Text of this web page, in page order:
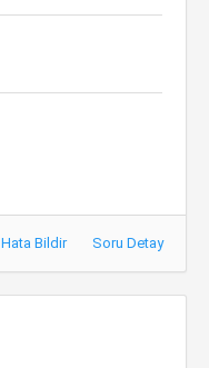
Hata Bildir Soru Detay